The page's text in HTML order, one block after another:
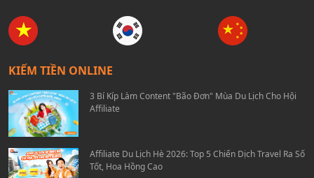
KIẾM TIỀN ONLINE
3 Bí Kíp Làm Content "Bão Đơn" Mùa Du Lịch Cho Hội
Affiliate
Affiliate Du Lịch Hè 2026: Top 5 Chiến Dịch Travel Ra Số
Tốt, Hoa Hồng Cao